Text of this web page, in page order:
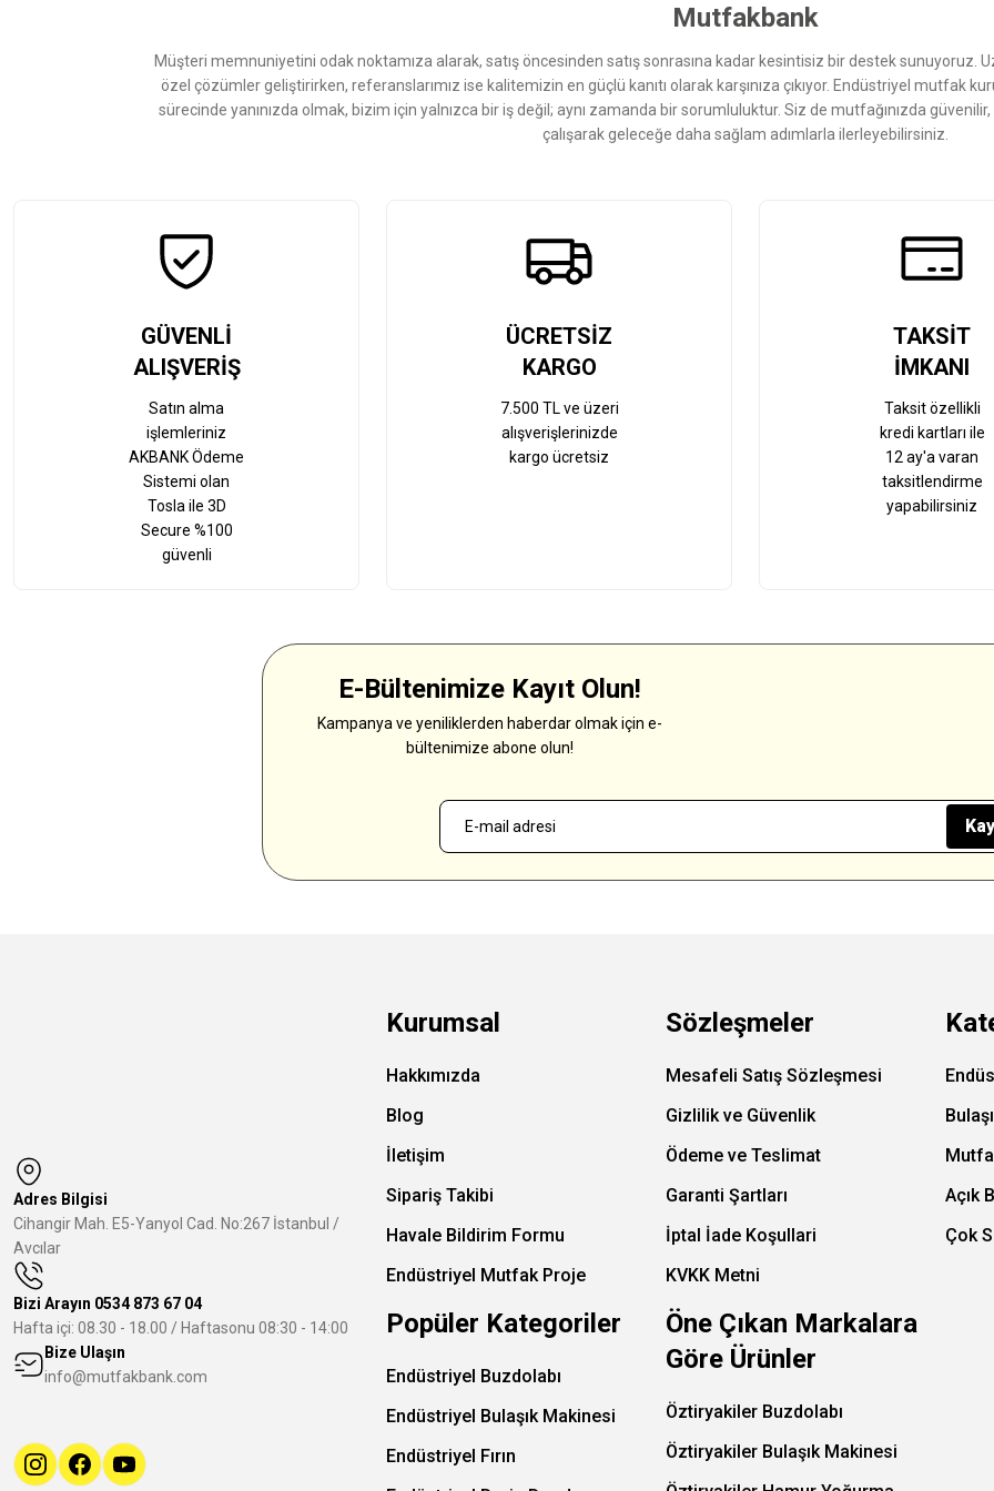
Bu ürüne benzer farklı alternatifler olmalı.
Mutfakbank
Müşteri memnuniyetini odak noktamıza alarak, satış öncesinden satış sonrasına kadar kesintisiz bir destek sunuyoruz.
özel çözümler geliştirirken, referanslarımız ise kalitemizin en güçlü kanıtı olarak karşınıza çıkıyor. Endüstriyel mutfak
sürecinde yanınızda olmak, bizim için yalnızca bir iş değil; aynı zamanda bir sorumluluktur. Siz de mutfağınızda
çalışarak geleceğe daha sağlam adımlarla ilerleyebilirsiniz.
GÜVENLİ
ALIŞVERİŞ
Satın alma
işlemleriniz
AKBANK Ödeme
Sistemi olan
Tosla ile 3D
Secure %100
güvenli
ÜCRETSİZ
KARGO
7.500 TL ve üzeri
alışverişlerinizde
kargo ücretsiz
TAKSİT
İMKANI
Taksit özellikli
kredi kartları ile
12 ay'a varan
taksitlendirme
yapabilirsiniz
E-Bültenimize Kayıt Olun!
Kampanya ve yeniliklerden haberdar olmak için e-
bültenimize abone olun!
Adres Bilgisi
Cihangir Mah. E5-Yanyol Cad. No:267 İstanbul /
Avcılar
Bizi Arayın 0534 873 67 04
Hafta içi: 08.30 - 18.00 / Haftasonu 08:30 - 14:00
Bize Ulaşın
info@mutfakbank.com
Kurumsal
Hakkımızda
Blog
İletişim
Sipariş Takibi
Havale Bildirim Formu
Endüstriyel Mutfak Proje
Sözleşmeler
Mesafeli Satış Sözleşmesi
Gizlilik ve Güvenlik
Ödeme ve Teslimat
Garanti Şartları
İptal İade Koşullari
KVKK Metni
Açık
Çok
Popüler Kategoriler
Endüstriyel Buzdolabı
Endüstriyel Bulaşık Makinesi
Endüstriyel Fırın
Öne Çıkan Markalara
Göre Ürünler
Öztiryakiler Buzdolabı
Öztiryakiler Bulaşık Makinesi